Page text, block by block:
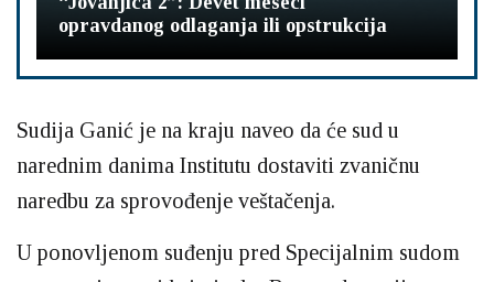
opravdanog odlaganja ili opstrukcija
Sudija Ganić je na kraju naveo da će sud u
narednim danima Institutu dostaviti zvaničnu
naredbu za sprovođenje veštačenja.
U ponovljenom suđenju pred Specijalnim sudom